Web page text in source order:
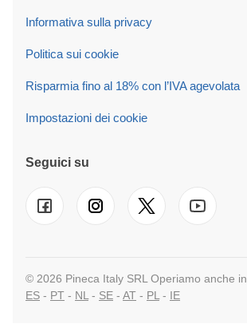
Informativa sulla privacy
Politica sui cookie
Risparmia fino al 18% con l’IVA agevolata
Impostazioni dei cookie
Seguici su
© 2026 Pineca Italy SRL Operiamo anche in
ES - PT - NL - SE - AT - PL - IE